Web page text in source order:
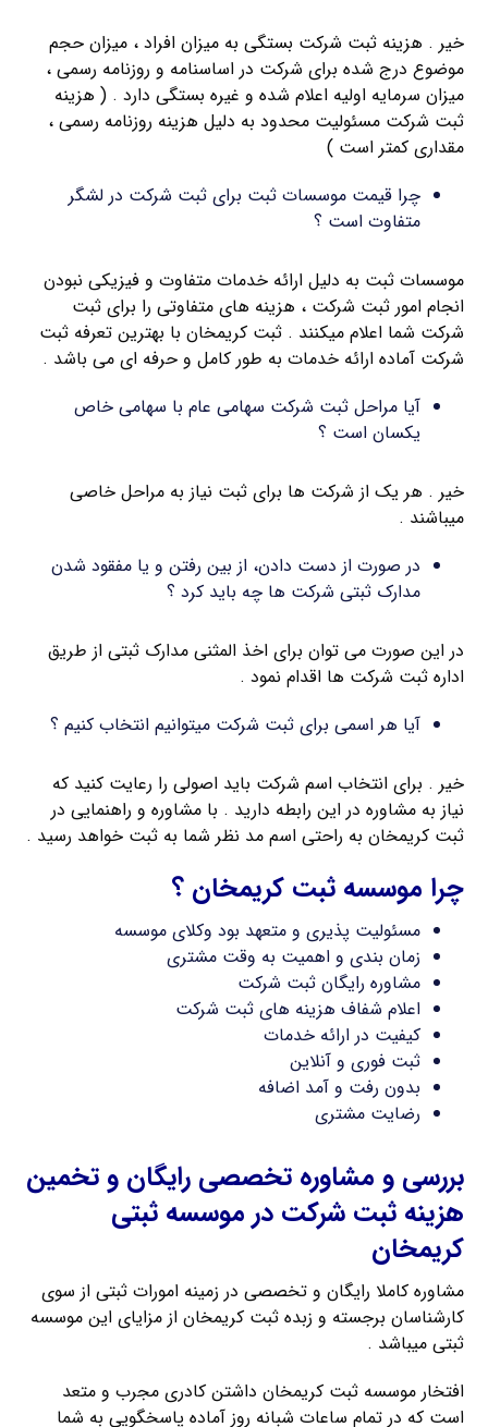
خیر . هزینه ثبت شرکت بستگی به میزان افراد ، میزان حجم
موضوع درج شده برای شرکت در اساسنامه و روزنامه رسمی ،
میزان سرمایه اولیه اعلام شده و غیره بستگی دارد . ( هزینه
ثبت شرکت مسئولیت محدود به دلیل هزینه روزنامه رسمی ،
مقداری کمتر است )
چرا قیمت موسسات ثبت برای ثبت شرکت در لشگر
متفاوت است ؟
موسسات ثبت به دلیل ارائه خدمات متفاوت و فیزیکی نبودن
انجام امور ثبت شرکت ، هزینه های متفاوتی را برای ثبت
شرکت شما اعلام میکنند . ثبت کریمخان با بهترین تعرفه ثبت
شرکت آماده ارائه خدمات به طور کامل و حرفه ای می باشد .
آیا مراحل ثبت شرکت سهامی عام با سهامی خاص
یکسان است ؟
خیر . هر یک از شرکت ها برای ثبت نیاز به مراحل خاصی
میباشند .
در صورت از دست دادن، از بین رفتن و یا مفقود شدن
مدارک ثبتی شرکت ها چه باید کرد ؟
در این صورت می توان برای اخذ المثنی مدارک ثبتی از طریق
اداره ثبت شرکت ها اقدام نمود .
آیا هر اسمی برای ثبت شرکت میتوانیم انتخاب کنیم ؟
خیر . برای انتخاب اسم شرکت باید اصولی را رعایت کنید که
نیاز به مشاوره در این رابطه دارید . با مشاوره و راهنمایی در
ثبت کریمخان به راحتی اسم مد نظر شما به ثبت خواهد رسید .
چرا موسسه ثبت کریمخان ؟
مسئولیت پذیری و متعهد بود وکلای موسسه
زمان بندی و اهمیت به وقت مشتری
مشاوره رایگان ثبت شرکت
اعلام شفاف هزینه های ثبت شرکت
کیفیت در ارائه خدمات
ثبت فوری و آنلاین
بدون رفت و آمد اضافه
رضایت مشتری
بررسی و مشاوره تخصصی رایگان و تخمین
هزینه ثبت شرکت در موسسه ثبتی
کریمخان
مشاوره کاملا رایگان و تخصصی در زمینه امورات ثبتی از سوی
کارشناسان برجسته و زبده ثبت کریمخان از مزایای این موسسه
ثبتی میباشد .
افتخار موسسه ثبت کریمخان داشتن کادری مجرب و متعد
است که در تمام ساعات شبانه روز آماده پاسخگویی به شما